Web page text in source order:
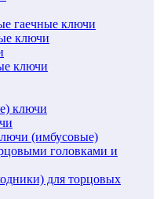
гаечные ключи
ключи
ключи
ключи
(имбусовые)
головками и
для торцовых